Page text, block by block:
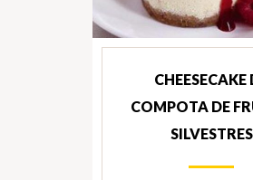
CHEESECAKE
COMPOTA DE
SILVESTRES